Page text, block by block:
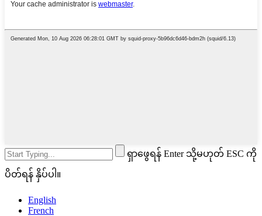
ရှာဖွေရန် Enter သို့မဟုတ် ESC ကို
ပိတ်ရန် နှိပ်ပါ။
English
French